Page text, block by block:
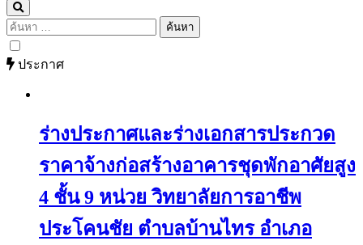
ค้นหา
สำหรับ:
ประกาศ
ร่างประกาศและร่างเอกสารประกวด
ราคาจ้างก่อสร้างอาคารชุดพักอาศัยสูง
4 ชั้น 9 หน่วย วิทยาลัยการอาชีพ
ประโคนชัย ตำบลบ้านไทร อำเภอ